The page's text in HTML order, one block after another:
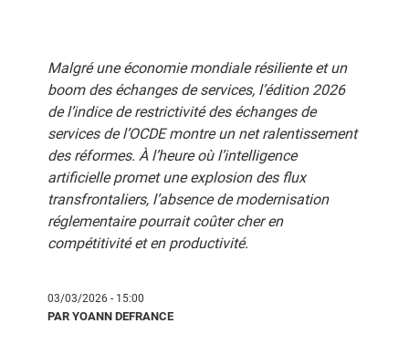
Malgré une économie mondiale résiliente et un
boom des échanges de services, l’édition 2026
de l’indice de restrictivité des échanges de
services de l’OCDE montre un net ralentissement
des réformes. À l’heure où l’intelligence
artificielle promet une explosion des flux
transfrontaliers, l’absence de modernisation
réglementaire pourrait coûter cher en
compétitivité et en productivité.
03/03/2026 - 15:00
PAR YOANN DEFRANCE